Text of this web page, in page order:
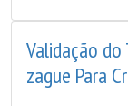
Validação do
zague Para